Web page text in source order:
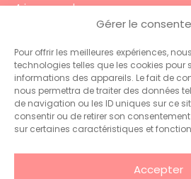
Gérer le
Pour offrir les meilleures expériences,
technologies telles que les cookies
informations des appareils. Le fait de
nous permettra de traiter des données
de navigation ou les ID uniques sur ce
consentir ou de retirer son
sur certaines caractéristiques et
Accepter
4 impasse du
Faubourg – 38690
Téléphone :+33
(0)4 76 31 06 10
Contact :
administration@hiceo.fr